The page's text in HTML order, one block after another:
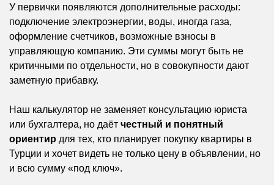
У первички появляются дополнительные расходы:
подключение электроэнергии, воды, иногда газа,
оформление счетчиков, возможные взносы в
управляющую компанию. Эти суммы могут быть не
критичными по отдельности, но в совокупности дают
заметную прибавку.
Наш калькулятор не заменяет консультацию юриста
или бухгалтера, но даёт честный и понятный
ориентир для тех, кто планирует покупку квартиры в
Турции и хочет видеть не только цену в объявлении, но
и всю сумму «под ключ».